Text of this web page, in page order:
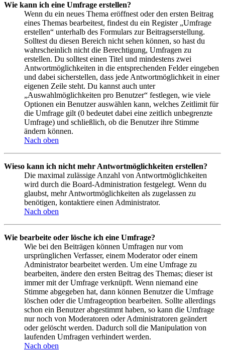
Wie kann ich eine Umfrage erstellen?
Wenn du ein neues Thema eröffnest oder den ersten Beitrag
eines Themas bearbeitest, findest du ein Register „Umfrage
erstellen“ unterhalb des Formulars zur Beitragserstellung.
Solltest du diesen Bereich nicht sehen können, so hast du
wahrscheinlich nicht die Berechtigung, Umfragen zu
erstellen. Du solltest einen Titel und mindestens zwei
Antwortmöglichkeiten in die entsprechenden Felder eingeben
und dabei sicherstellen, dass jede Antwortmöglichkeit in einer
eigenen Zeile steht. Du kannst auch unter
„Auswahlmöglichkeiten pro Benutzer“ festlegen, wie viele
Optionen ein Benutzer auswählen kann, welches Zeitlimit für
die Umfrage gilt (0 bedeutet dabei eine zeitlich unbegrenzte
Umfrage) und schließlich, ob die Benutzer ihre Stimme
ändern können.
Nach oben
Wieso kann ich nicht mehr Antwortmöglichkeiten erstellen?
Die maximal zulässige Anzahl von Antwortmöglichkeiten
wird durch die Board-Administration festgelegt. Wenn du
glaubst, mehr Antwortmöglichkeiten als zugelassen zu
benötigen, kontaktiere einen Administrator.
Nach oben
Wie bearbeite oder lösche ich eine Umfrage?
Wie bei den Beiträgen können Umfragen nur vom
ursprünglichen Verfasser, einem Moderator oder einem
Administrator bearbeitet werden. Um eine Umfrage zu
bearbeiten, ändere den ersten Beitrag des Themas; dieser ist
immer mit der Umfrage verknüpft. Wenn niemand eine
Stimme abgegeben hat, dann können Benutzer die Umfrage
löschen oder die Umfrageoption bearbeiten. Sollte allerdings
schon ein Benutzer abgestimmt haben, so kann die Umfrage
nur noch von Moderatoren oder Administratoren geändert
oder gelöscht werden. Dadurch soll die Manipulation von
laufenden Umfragen verhindert werden.
Nach oben